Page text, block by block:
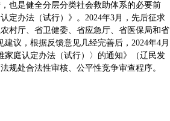
也是健全分层分类社会救助体系的必要前
定办法（试行）》。2024年3月，先后征求
村厅、省卫健委、省应急厅、省医保局和省
议，根据反馈意见几经完善后，2024年4月
庭认定办法（试行）〉的通知》（辽民发
规处合法性审核、公平性竞争审查程序。